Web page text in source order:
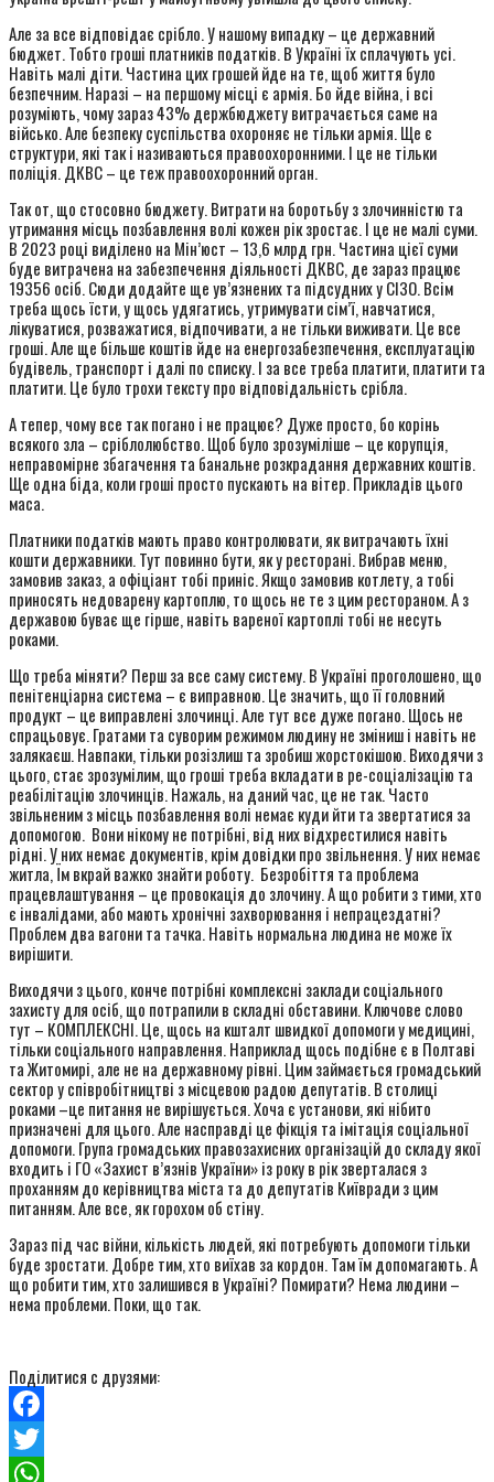
Але за все відповідає срібло. У нашому випадку – це державний
бюджет. Тобто гроші платників податків. В Україні їх сплачують усі.
Навіть малі діти. Частина цих грошей йде на те, щоб життя було
безпечним. Наразі – на першому місці є армія. Бо йде війна, і всі
розуміють, чому зараз 43% держбюджету витрачається саме на
військо. Але безпеку суспільства охороняє не тільки армія. Ще є
структури, які так і називаються правоохоронними. І це не тільки
поліція. ДКВС – це теж правоохоронний орган.
Так от, що стосовно бюджету. Витрати на боротьбу з злочинністю та
утримання місць позбавлення волі кожен рік зростає. І це не малі суми.
В 2023 році виділено на Мін’юст – 13,6 млрд грн. Частина цієї суми
буде витрачена на забезпечення діяльності ДКВС, де зараз працює
19356 осіб. Сюди додайте ще ув’язнених та підсудних у СІЗО. Всім
треба щось їсти, у щось удягатись, утримувати сім’ї, навчатися,
лікуватися, розважатися, відпочивати, а не тільки виживати. Це все
гроші. Але ще більше коштів йде на енергозабезпечення, експлуатацію
будівель, транспорт і далі по списку. І за все треба платити, платити та
платити. Це було трохи тексту про відповідальність срібла.
А тепер, чому все так погано і не працює? Дуже просто, бо корінь
всякого зла – сріблолюбство. Щоб було зрозуміліше – це корупція,
неправомірне збагачення та банальне розкрадання державних коштів.
Ще одна біда, коли гроші просто пускають на вітер. Прикладів цього
маса.
Платники податків мають право контролювати, як витрачають їхні
кошти державники. Тут повинно бути, як у ресторані. Вибрав меню,
замовив заказ, а офіціант тобі приніс. Якщо замовив котлету, а тобі
приносять недоварену картоплю, то щось не те з цим рестораном. А з
державою буває ще гірше, навіть вареної картоплі тобі не несуть
роками.
Що треба міняти? Перш за все саму систему. В Україні проголошено, що
пенітенціарна система – є виправною. Це значить, що її головний
продукт – це виправлені злочинці. Але тут все дуже погано. Щось не
спрацьовує. Гратами та суворим режимом людину не зміниш і навіть не
залякаєш. Навпаки, тільки розізлиш та зробиш жорстокішою. Виходячи з
цього, стає зрозумілим, що гроші треба вкладати в ре-соціалізацію та
реабілітацію злочинців. Нажаль, на даний час, це не так. Часто
звільненим з місць позбавлення волі немає куди йти та звертатися за
допомогою. Вони нікому не потрібні, від них відхрестилися навіть
рідні. У них немає документів, крім довідки про звільнення. У них немає
житла, Їм вкрай важко знайти роботу. Безробіття та проблема
працевлаштування – це провокація до злочину. А що робити з тими, хто
є інвалідами, або мають хронічні захворювання і непрацездатні?
Проблем два вагони та тачка. Навіть нормальна людина не може їх
вирішити.
Виходячи з цього, конче потрібні комплексні заклади соціального
захисту для осіб, що потрапили в складні обставини. Ключове слово
тут – КОМПЛЕКСНІ. Це, щось на кшталт швидкої допомоги у медицині,
тільки соціального направлення. Наприклад щось подібне є в Полтаві
та Житомирі, але не на державному рівні. Цим займається громадський
сектор у співробітництві з місцевою радою депутатів. В столиці
роками –це питання не вирішується. Хоча є установи, які нібито
призначені для цього. Але насправді це фікція та імітація соціальної
допомоги. Група громадських правозахисних організацій до складу якої
входить і ГО «Захист в’язнів України» із року в рік зверталася з
проханням до керівництва міста та до депутатів Київради з цим
питанням. Але все, як горохом об стіну.
Зараз під час війни, кількість людей, які потребують допомоги тільки
буде зростати. Добре тим, хто виїхав за кордон. Там їм допомагають. А
що робити тим, хто залишився в Україні? Помирати? Нема людини –
нема проблеми. Поки, що так.
Поділитися с друзями:
Facebook
Twitter